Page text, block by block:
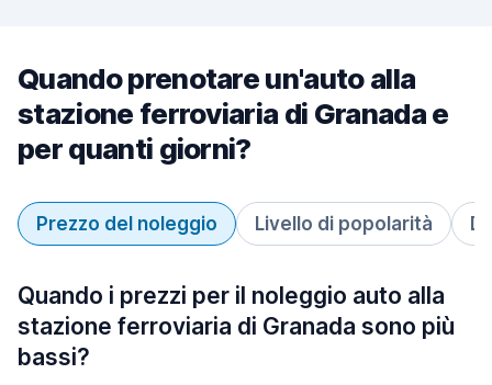
Quando prenotare un'auto alla
stazione ferroviaria di Granada e
per quanti giorni?
Prezzo del noleggio Livello di popolarità
Quando i prezzi per il noleggio auto alla
stazione ferroviaria di Granada sono più
bassi?